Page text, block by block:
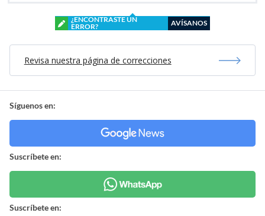
¿ENCONTRASTE UN
ERROR?
AVÍSANOS
Revisa nuestra página de correcciones
Síguenos en:
Suscríbete en:
Suscríbete en: